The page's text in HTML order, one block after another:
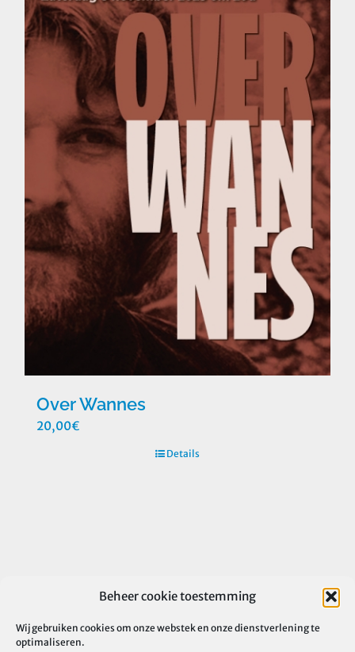
Beheer cookie toestemming
Wij gebruiken cookies om onze webstek en onze dienstverlening te
optimaliseren.
Over Wannes
20,00€
Details